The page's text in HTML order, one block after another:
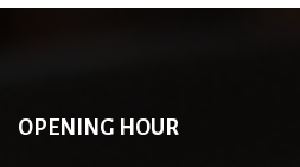
OPENING HOUR